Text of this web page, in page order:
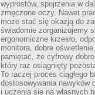
wyprostów, spojrzenia w
zmęczone oczy. Nawet
może stać się okazją do
świadomie zorganizujemy
ergonomiczne krzesło,
monitora, dobre
pamiętać, że cyfrowy
który raz osiągnięty
To raczej proces ciągłego
dostosowywania nawyków
i uczenia się na własnych